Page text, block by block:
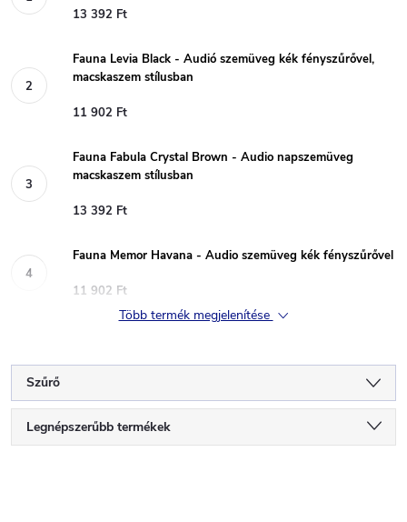
13 392 Ft
Fauna Levia Black - Audió szemüveg kék fényszűrővel,
macskaszem stílusban
11 902 Ft
Fauna Fabula Crystal Brown - Audio napszemüveg
macskaszem stílusban
13 392 Ft
Fauna Memor Havana - Audio szemüveg kék fényszűrővel
11 902 Ft
Több termék megjelenítése
Szűrő
T
Legnépszerűbb termékek